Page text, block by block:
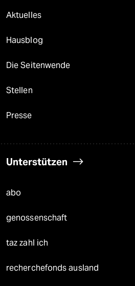
Aktuelles
Hausblog
Die Seitenwende
Stellen
Presse
Unterstützen
abo
genossenschaft
taz zahl ich
recherchefonds ausland